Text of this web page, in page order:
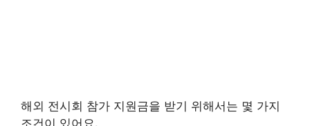
해외 전시회 참가 지원금을 받기 위해서는 몇 가지
조건이 있어요.